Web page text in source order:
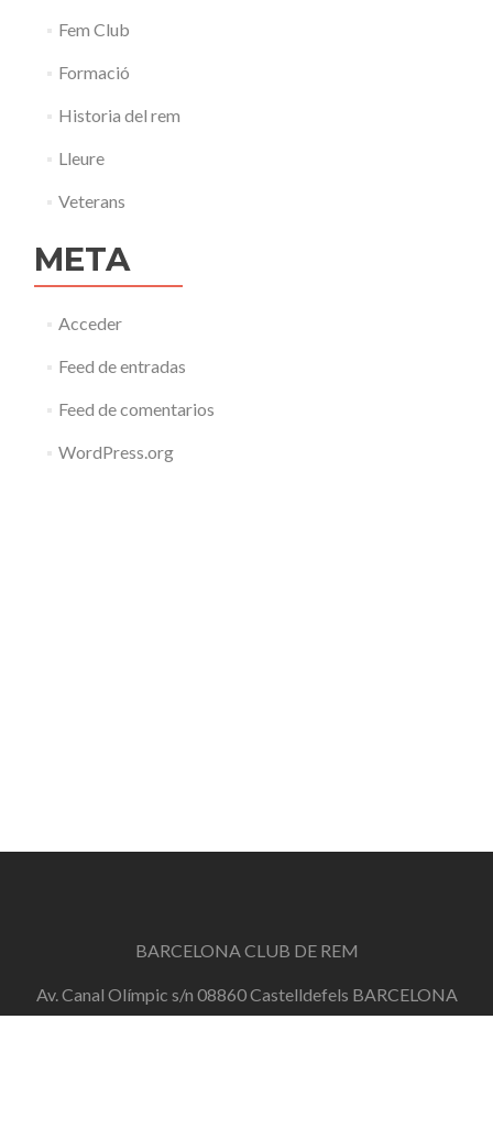
Fem Club
Formació
Historia del rem
Lleure
Veterans
META
Acceder
Feed de entradas
Feed de comentarios
WordPress.org
BARCELONA CLUB DE REM
Av. Canal Olímpic s/n 08860 Castelldefels BARCELONA